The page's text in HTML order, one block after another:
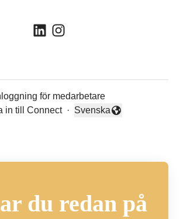
för medarbetare
in till Connect
·
Byt språk
Svenska
du redan på